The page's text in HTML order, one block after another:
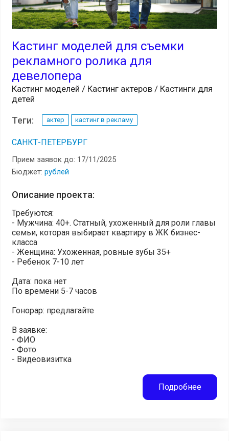
Кастинг моделей для съемки
рекламного ролика для
девелопера
Кастинг моделей / Кастинг актеров / Кастинги для
детей
Теги: актер кастинг в рекламу
САНКТ-ПЕТЕРБУРГ
Прием заявок до: 17/11/2025
Бюджет: рублей
Описание проекта:
Требуются:
- Мужчина: 40+. Статный, ухоженный для роли главы
семьи, которая выбирает квартиру в ЖК бизнес-
класса
- Женщина: Ухоженная, ровные зубы 35+
- Ребенок 7-10 лет
Дата: пока нет
По времени 5-7 часов
Гонорар: предлагайте
В заявке:
- ФИО
- Фото
- Видеовизитка
Подробнее